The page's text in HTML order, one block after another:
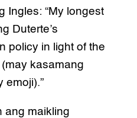
Ingles: “My longest
Duterte’s
policy in light of the
kasamang
emoji).”
ang maikling